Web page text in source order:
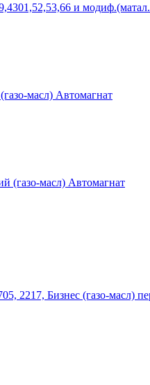
и
масл) Автомагнат
(газо-масл) Автомагнат
2217, Бизнес (газо-масл)